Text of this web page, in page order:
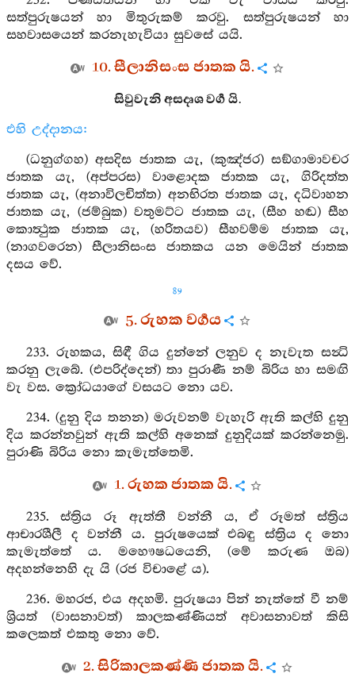
සත්පුරුෂයන් හා මිතුරුකම් කරවු. සත්පුරුෂයන් හා
සහවාසයෙන් කරනැහැවියා සුවසේ යයි.
10. සීලානිසංස ජාතක යි.
සිවුවැනි අසදෘශ වර්‍ග යි.
එහි උද්දානය:
(ධනුග්ගහ) අසදිස ජාතක යැ, (කුඤ්ජර) සඞ්ගාමාවචර
ජාතක යැ, (අප්පරස) වාළොදක ජාතක යැ, ගිරිදත්ත
ජාතක යැ, (අනාවිලචිත්ත) අනභිරත ජාතක යැ, දධිවාහන
ජාතක යැ, (ජම්බුක) වතුමට්ට ජාතක යැ, (සීහ හඬ) සීහ
කොත්‍ථුක ජාතක යැ, (හරිතයව) සීහවම්ම ජාතක යැ,
(නාගවරෙන) සීලානිසංස ජාතකය යන මෙයින් ජාතක
දසය වේ.
89
5. රුහක වර්‍ගය
233. රුහකය, සිඳී ගිය දුන්නේ ලනුව ද නැවැත සන්‍ධි
කරනු ලැබේ. (එපරිද්දෙන්) තා පුරාණී නම් බිරිය හා සමඟි
වැ වස. ක්‍රෝධයාගේ වසයට නො යව.
234. (දුනු දිය තනන) මරුවනම් වැහැරි ඇති කල්හි දුනු
දිය කරන්නවුන් ඇති කල්හි අනෙක් දුනුදියක් කරන්නෙමු.
පුරාණි බිරිය නො කැමැත්තෙමි.
1. රුහක ජාතක යි.
235. ස්ත්‍රිය රූ ඇත්තී වන්නී ය, ඒ රූමත් ස්ත්‍රිය
ආචාරශීලී ද වන්නී ය. පුරුෂයෙක් එබඳු ස්ත්‍රිය ද නො
කැමැත්තේ ය. මහෞෂධයෙනි, (මේ කරුණ ඔබ)
අදහන්නෙහි දැ යි (රජ විචාළේ ය).
236. මහරජ, එය අදහමි. පුරුෂයා පින් නැත්තේ වී නම්
ශ්‍රියත් (වාසනාවත්) කාලකණ්ණියත් අවාසනාවත් කිසි
කලෙකත් එකතු නො වේ.
2. සිරිකාලකණ්ණි ජාතක යි.